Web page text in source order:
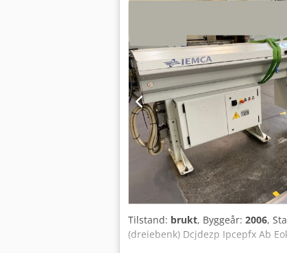
Tilstand: brukt, Byggeår: 2006,
(dreiebenk) Dcjdezp Ipcepfx Ab